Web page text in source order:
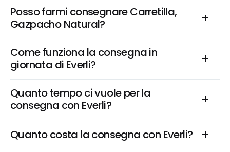
Posso farmi consegnare Carretilla,
Gazpacho Natural?
Come funziona la consegna in
giornata di Everli?
Quanto tempo ci vuole per la
consegna con Everli?
Quanto costa la consegna con Everli?